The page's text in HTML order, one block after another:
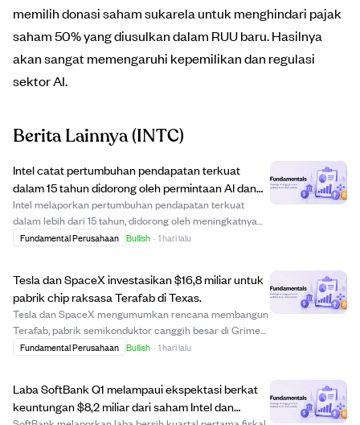
memilih donasi saham sukarela untuk menghindari pajak
saham 50% yang diusulkan dalam RUU baru. Hasilnya
akan sangat memengaruhi kepemilikan dan regulasi
sektor AI.
Berita Lainnya(INTC)
Intel catat pertumbuhan pendapatan terkuat
dalam 15 tahun didorong oleh permintaan AI dan
perbaikan manufaktur.
Intel melaporkan pertumbuhan pendapatan terkuat
dalam lebih dari 15 tahun, didorong oleh meningkatnya
permintaan AI, perbaikan hasil manufaktur, dan harga
Fundamental Perusahaan Bullish · 1 hari lalu
Tesla dan SpaceX investasikan $16,8 miliar untuk
pabrik chip raksasa Terafab di Texas.
Tesla dan SpaceX mengumumkan rencana membangun
Terafab, pabrik semikonduktor canggih besar di Grimes
County, Texas, dengan investasi awal $16,8 miliar.
Fundamental Perusahaan Bullish · 1 hari lalu
Laba SoftBank Q1 melampaui ekspektasi berkat
keuntungan $8,2 miliar dari saham Intel dan